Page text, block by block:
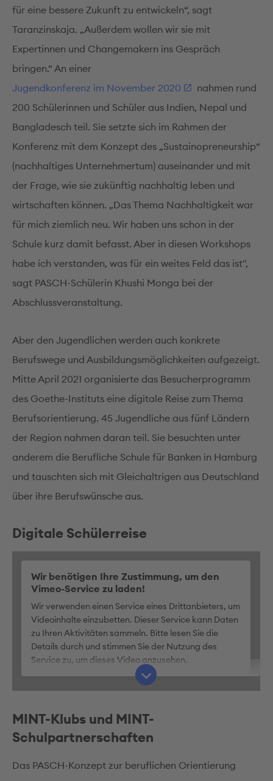
für eine bessere Zukunft zu entwickeln“, sagt
Taranzinskaja. „Außerdem wollen wir sie mit
Expertinnen und Changemakern ins Gespräch
bringen.“ An einer
Jugendkonferenz im November 2020
nahmen rund
200 Schülerinnen und Schüler aus Indien, Nepal und
Bangladesch teil. Sie setzte sich im Rahmen der
Konferenz mit dem Konzept des „Sustainopreneurship“
(nachhaltiges Unternehmertum) auseinander und mit
der Frage, wie sie zukünftig nachhaltig leben und
wirtschaften können. „Das Thema Nachhaltigkeit war
für mich ziemlich neu. Wir haben uns schon in der
Schule kurz damit befasst. Aber in diesen Workshops
habe ich verstanden, was für ein weites Feld das ist",
sagt PASCH-Schülerin Khushi Monga bei der
Abschlussveranstaltung.
Aber den Jugendlichen werden auch konkrete
Berufswege und Ausbildungsmöglichkeiten aufgezeigt.
Mitte April 2021 organisierte das Besucherprogramm
des Goethe-Instituts eine digitale Reise zum Thema
Berufsorientierung. 45 Jugendliche aus fünf Ländern
der Region nahmen daran teil. Sie besuchten unter
anderem die Berufliche Schule für Banken in Hamburg
und tauschten sich mit Gleichaltrigen aus Deutschland
über ihre Berufswünsche aus.
Digitale Schülerreise
Wir benötigen Ihre Zustimmung, um den
Vimeo-Service zu laden!
Wir verwenden einen Service eines Drittanbieters, um
Videoinhalte einzubetten. Dieser Service kann Daten
zu Ihren Aktivitäten sammeln. Bitte lesen Sie die
Details durch und stimmen Sie der Nutzung des
Service zu, um dieses Video anzusehen.
Mehr Informationen
Akzeptieren
MINT-Klubs und MINT-
Schulpartnerschaften
Das PASCH-Konzept zur beruflichen Orientierung